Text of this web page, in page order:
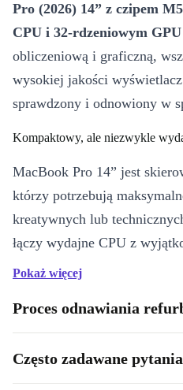
Pro (2026) 14” z czipem
CPU i 32‑rdzeniowym GPU
obliczeniową i graficzną,
wysokiej jakości
sprawdzony i odnowiony w
Kompaktowy, ale niezwykle
MacBook Pro 14” jest
którzy potrzebują
kreatywnych lub
łączy wydajne CPU z
czemu nadaje się do aplikacji
rozbudowanego
Pokaż więcej
Proces odnawiania
Często zadawane pytania